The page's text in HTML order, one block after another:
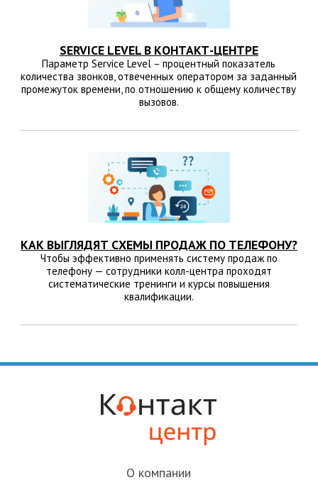
SERVICE LEVEL В КОНТАКТ-ЦЕНТРЕ
Параметр Service Level – процентный показатель
количества звонков, отвеченных оператором за заданный
промежуток времени, по отношению к общему количеству
вызовов.
КАК ВЫГЛЯДЯТ СХЕМЫ ПРОДАЖ ПО ТЕЛЕФОНУ?
Чтобы эффективно применять систему продаж по
телефону — сотрудники колл-центра проходят
систематические тренинги и курсы повышения
квалификации.
О компании